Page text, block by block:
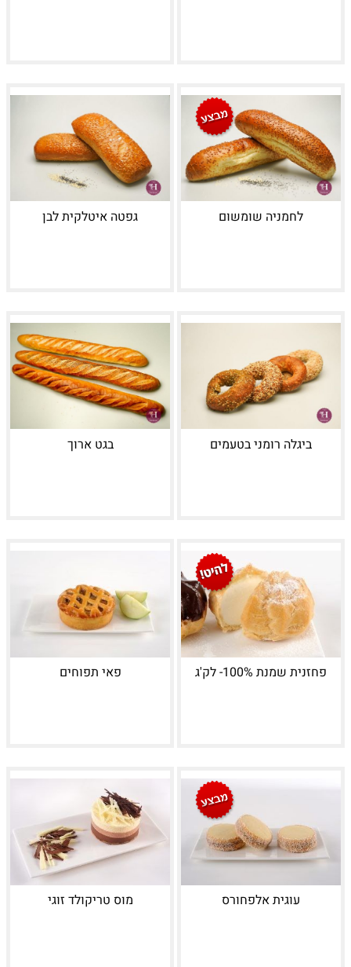
לחמניה שומשום גפטה איטלקית לבן
ביגלה רומני בטעמים בגט ארוך
פחזנית שמנת 100%- לק'ג פאי תפוחים
עוגית אלפחורס מוס טריקולד זוגי